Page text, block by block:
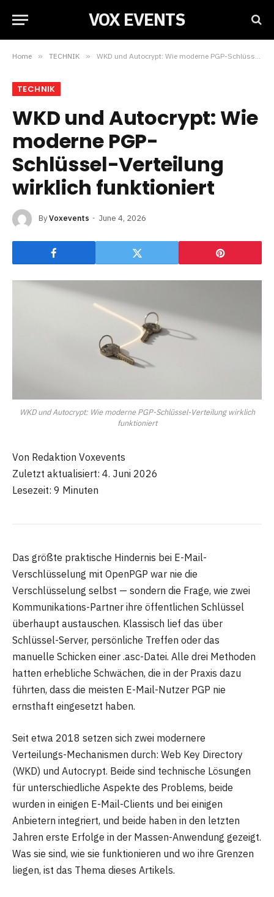
VOX EVENTS
Home » TECHNIK » WKD und Autocrypt: Wie moderne PGP-Schlüssel-Verteilung wirklich funktioniert
TECHNIK
WKD und Autocrypt: Wie
moderne PGP-
Schlüssel-Verteilung
wirklich funktioniert
ByVoxevents June 4, 2026
WKD und Autocrypt: Wie moderne PGP-Schlüssel-Verteilung wirklich
funktioniert
Von Redaktion Voxevents
Zuletzt aktualisiert: 4. Juni 2026
Lesezeit: 9 Minuten
Das größte praktische Hindernis bei E-Mail-
Verschlüsselung mit OpenPGP war nie die
Verschlüsselung selbst — sondern die Frage, wie zwei
Kommunikations-Partner ihre öffentlichen Schlüssel
überhaupt austauschen. Klassisch lief das über
Schlüssel-Server, persönliche Treffen oder das
manuelle Schicken einer .asc-Datei. Alle drei Methoden
hatten erhebliche Schwächen, die in der Praxis dazu
führten, dass die meisten E-Mail-Nutzer PGP nie
ernsthaft eingesetzt haben.
Seit etwa 2018 setzen sich zwei modernere
Verteilungs-Mechanismen durch: Web Key Directory
(WKD) und Autocrypt. Beide sind technische Lösungen
für unterschiedliche Aspekte des Problems, beide
wurden in einigen E-Mail-Clients und bei einigen
Anbietern integriert, und beide haben in den letzten
Jahren erste Erfolge in der Massen-Anwendung gezeigt.
Was sie sind, wie sie funktionieren und wo ihre Grenzen
liegen, ist das Thema dieses Artikels.